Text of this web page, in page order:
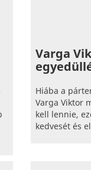
Varga
Hiába a
Varga Viktor
kell lennie,
kedvesét és